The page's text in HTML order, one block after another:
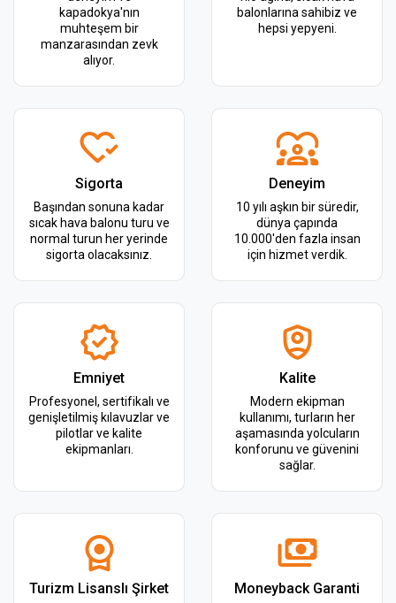
kapadokya'nın
muhteşem bir
manzarasından zevk
alıyor.
balonlarına sahibiz ve
hepsi yepyeni.
Sigorta
Başından sonuna kadar
sıcak hava balonu turu ve
normal turun her yerinde
sigorta olacaksınız.
Deneyim
10 yılı aşkın bir süredir,
dünya çapında
10.000'den fazla insan
için hizmet verdik.
Emniyet
Profesyonel, sertifikalı ve
genişletilmiş kılavuzlar ve
pilotlar ve kalite
ekipmanları.
Kalite
Modern ekipman
kullanımı, turların her
aşamasında yolcuların
konforunu ve güvenini
sağlar.
Turizm Lisanslı Şirket Moneyback Garanti